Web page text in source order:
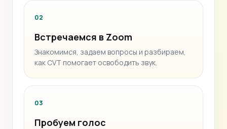
02
Встречаемся в Zoom
Знакомимся, задаем вопросы и разбираем,
как CVT помогает освободить звук.
03
Пробуем голос